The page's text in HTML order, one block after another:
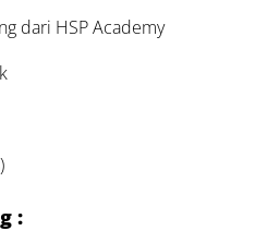
dari HSP Academy
: